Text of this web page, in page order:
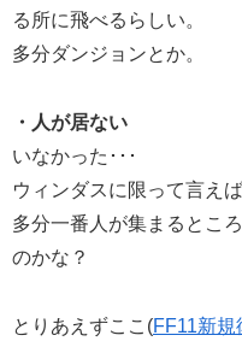
る所に飛べるらしい。
多分ダンジョンとか。
・人が居ない
いなかった･･･
ウィンダスに限って言え
多分一番人が集まるとこ
のかな？
とりあえずここ(FF11新